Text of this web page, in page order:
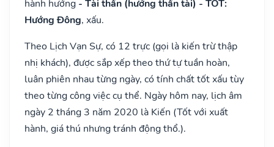
hành hướng - Tài thần (hướng thần tài) - TỐT:
Hướng Đông, xấu.
Theo Lịch Vạn Sự, có 12 trực (gọi là kiến trừ thập
nhị khách), được sắp xếp theo thứ tự tuần hoàn,
luân phiên nhau từng ngày, có tính chất tốt xấu tùy
theo từng công việc cụ thể. Ngày hôm nay, lịch âm
ngày 2 tháng 3 năm 2020 là Kiến (Tốt với xuất
hành, giá thú nhưng tránh động thổ.).